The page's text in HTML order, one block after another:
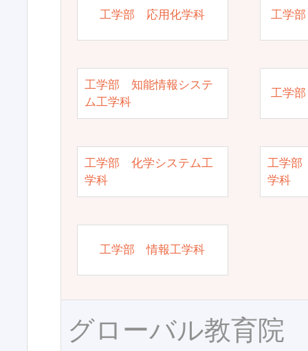
工学部 応用化学科 工学
工学部 知能情報システ
ム工学科
工学
工学部 化学システム工
学科
工学部
学科
工学部 情報工学科
グローバル教育院